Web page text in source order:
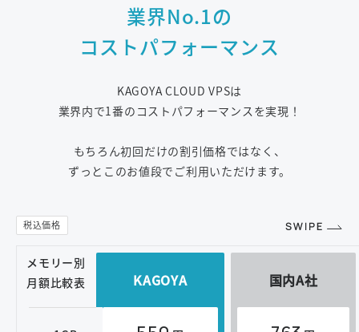
業界No.1の
コストパフォーマンス
KAGOYA CLOUD VPSは
業界内で1番のコストパフォーマンスを実現！
もちろん初回だけの割引価格ではなく、
ずっとこのお値段でご利用いただけます。
メモリー別
月額比較表
KAGOYA 国内A社